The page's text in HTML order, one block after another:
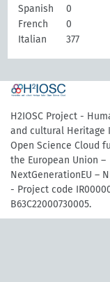
Spanish
0
French
0
Italian
377
H2IOSC Project -
and cultural Heritage
Open Science Cloud
the European Union –
NextGenerationEU –
- Project code
B63C22000730005.